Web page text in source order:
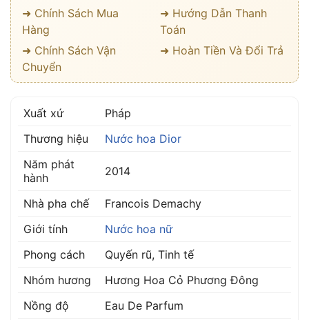
➜ Chính Sách Mua
Hàng
➜ Hướng Dẫn Thanh
Toán
➜ Chính Sách Vận
Chuyển
➜ Hoàn Tiền Và Đổi Trả
Xuất xứ
Pháp
Thương hiệu
Nước hoa Dior
Năm phát
hành
2014
Nhà pha chế
Francois Demachy
Giới tính
Nước hoa nữ
Phong cách
Quyến rũ, Tinh tế
Nhóm hương
Hương Hoa Cỏ Phương Đông
Nồng độ
Eau De Parfum